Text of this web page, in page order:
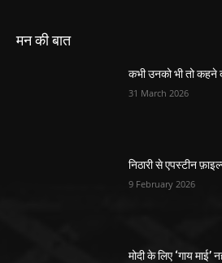
मन की बात
कभी उनको भी तो कहने
31 March 2026
निठारी से एपस्टीन
9 February 2026
मोदी के लिए ‘गाय माई’